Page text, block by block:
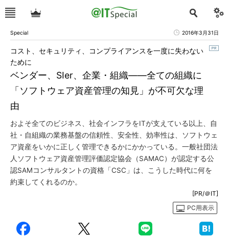
Special 2016年3月31日
ベンダー、SIer、企業・組織――全ての組織に
「ソフトウェア資産管理の知見」が不可欠な理
由
コスト、セキュリティ、コンプライアンスを一度に失わない
ために
およそ全てのビジネス、社会インフラをITが支えている以上、自
社・自組織の業務基盤の信頼性、安全性、効率性は、ソフトウェ
ア資産をいかに正しく管理できるかにかかっている。一般社団法
人ソフトウェア資産管理評価認定協会（SAMAC）が認定する公
認SAMコンサルタントの資格「CSC」は、こうした時代に何を
約束してくれるのか。
[PR/＠IT]
PC用表示